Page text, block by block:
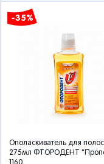
-35%
Ополаскиватель для
275мл ФТОРОДЕНТ